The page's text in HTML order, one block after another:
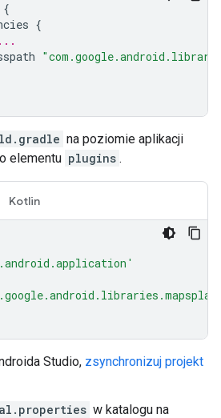
{
{
na poziomie aplikacji
elementu plugins .
Kotlin
Studio, zsynchronizuj projekt
w katalogu na